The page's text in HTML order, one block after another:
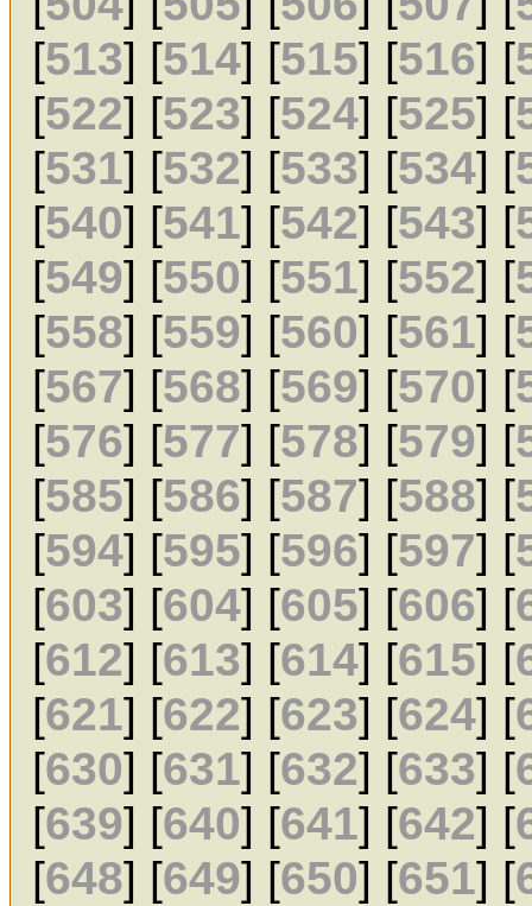
[513] [514] [515] [516] [
[522] [523] [524] [525] [
[531] [532] [533] [534] [
[540] [541] [542] [543] [
[549] [550] [551] [552] [
[558] [559] [560] [561] [
[567] [568] [569] [570] [
[576] [577] [578] [579] [
[585] [586] [587] [588] [
[594] [595] [596] [597] [
[603] [604] [605] [606] [
[612] [613] [614] [615] [
[621] [622] [623] [624] [
[630] [631] [632] [633] [
[639] [640] [641] [642] [
[648] [649] [650] [651] [